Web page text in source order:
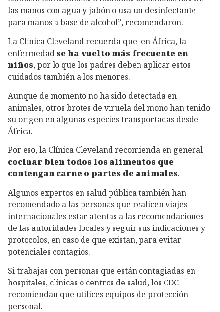
las manos con agua y jabón o usa un desinfectante
para manos a base de alcohol”, recomendaron.
La Clínica Cleveland recuerda que, en África, la
enfermedad se ha vuelto más frecuente en
niños, por lo que los padres deben aplicar estos
cuidados también a los menores.
Aunque de momento no ha sido detectada en
animales, otros brotes de viruela del mono han tenido
su origen en algunas especies transportadas desde
África.
Por eso, la Clínica Cleveland recomienda en general
cocinar bien todos los alimentos que
contengan carne o partes de animales.
Algunos expertos en salud pública también han
recomendado a las personas que realicen viajes
internacionales estar atentas a las recomendaciones
de las autoridades locales y seguir sus indicaciones y
protocolos, en caso de que existan, para evitar
potenciales contagios.
Si trabajas con personas que están contagiadas en
hospitales, clínicas o centros de salud, los CDC
recomiendan que utilices equipos de protección
personal.